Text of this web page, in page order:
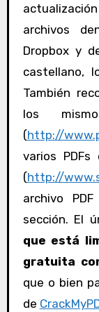
archivos
Dropbox y
castellano,
También
los
(http://
varios
(http://
archivo
sección. El
que está
gratuita
que o bien
de